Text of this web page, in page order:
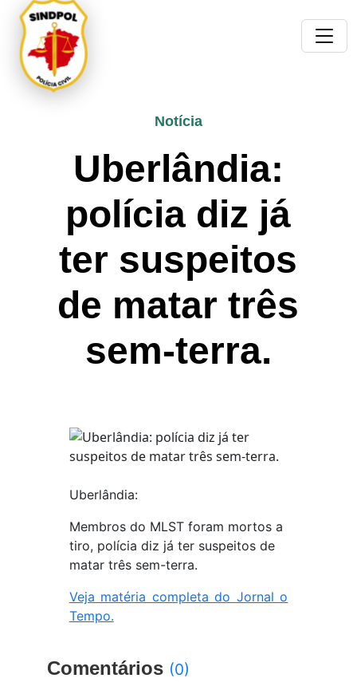
Notícia
Uberlândia:
polícia diz já
ter suspeitos
de matar três
sem-terra.
Uberlândia:
Membros do MLST foram mortos a
tiro, polícia diz já ter suspeitos de
matar três sem-terra.
Veja matéria completa do Jornal o
Tempo.
Comentários (0)